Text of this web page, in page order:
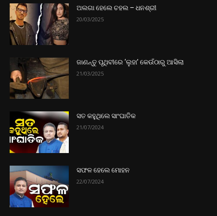
ଅଲଗା ହେଲେ ଚହଲ – ଧନଶ୍ରୀ
20/03/2025
ଜାଣନ୍ତୁ ପୃଥିବୀରେ ‘ଲୁହା’ କେଉଁଠାରୁ ଆସିଲା
21/03/2025
ସତ କହୁଥିଲେ ସାଂଘାତିକ
21/07/2024
ସଫଳ ହେଲେ ମୋହନ
22/07/2024